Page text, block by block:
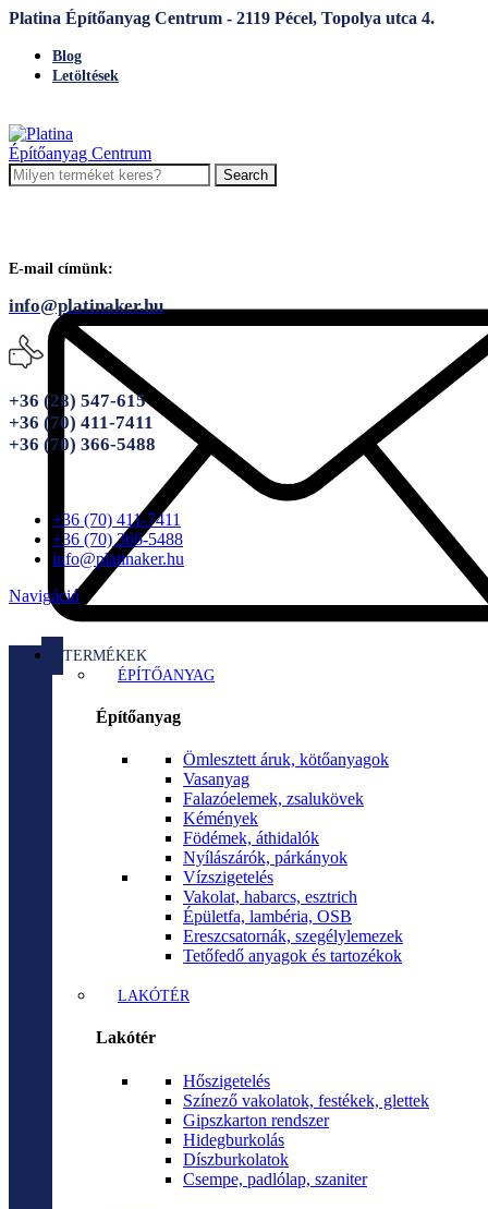
Platina Építőanyag Centrum - 2119 Pécel, Topolya utca 4.
Blog
Letöltések
Search
E-mail címünk:
info@platinaker.hu
+36 (28) 547-615
+36 (70) 411-7411
+36 (70) 366-5488
+36 (70) 411-7411
+36 (70) 366-5488
info@platinaker.hu
Navigáció
TERMÉKEK
ÉPÍTŐANYAG
Építőanyag
Ömlesztett áruk, kötőanyagok
Vasanyag
Falazóelemek, zsalukövek
Kémények
Födémek, áthidalók
Nyílászárók, párkányok
Vízszigetelés
Vakolat, habarcs, esztrich
Épületfa, lambéria, OSB
Ereszcsatornák, szegélylemezek
Tetőfedő anyagok és tartozékok
LAKÓTÉR
Lakótér
Hőszigetelés
Színező vakolatok, festékek, glettek
Gipszkarton rendszer
Hidegburkolás
Díszburkolatok
Csempe, padlólap, szaniter